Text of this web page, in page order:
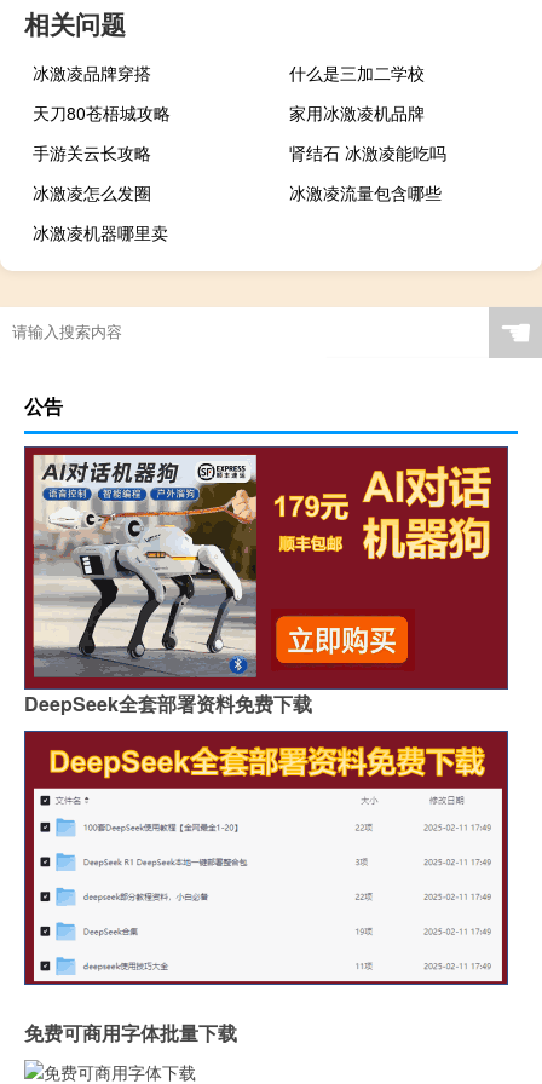
相关问题
冰激凌品牌穿搭
什么是三加二学校
天刀80苍梧城攻略
家用冰激凌机品牌
手游关云长攻略
肾结石 冰激凌能吃吗
冰激凌怎么发圈
冰激凌流量包含哪些
冰激凌机器哪里卖
☚
公告
DeepSeek全套部署资料免费下载
免费可商用字体批量下载